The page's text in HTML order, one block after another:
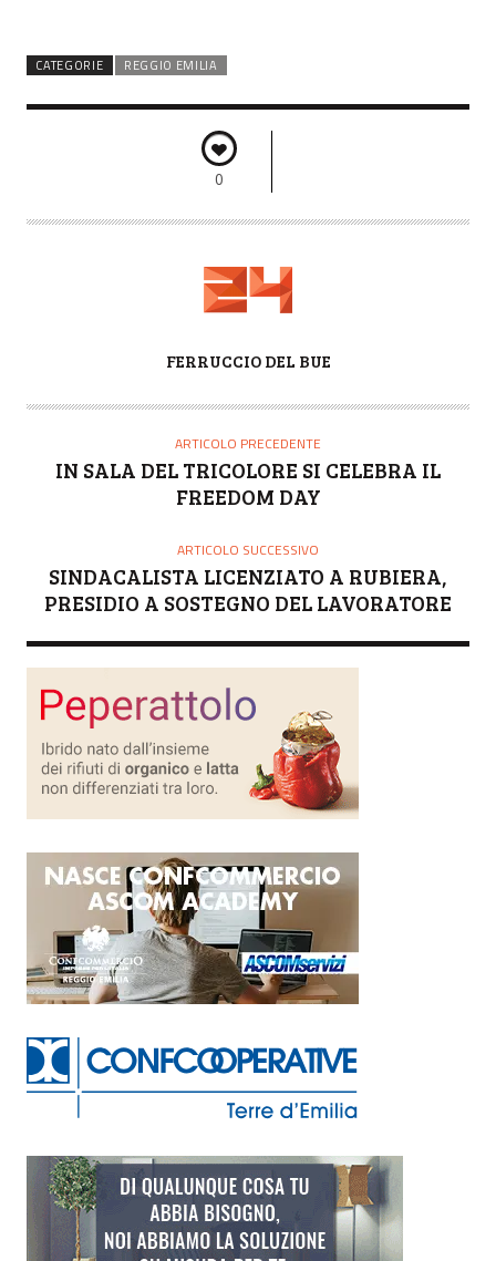
CATEGORIE REGGIO EMILIA
0
T
FERRUCCIO DEL BUE
ARTICOLO PRECEDENTE
IN SALA DEL TRICOLORE SI CELEBRA IL
FREEDOM DAY
ARTICOLO SUCCESSIVO
SINDACALISTA LICENZIATO A RUBIERA,
PRESIDIO A SOSTEGNO DEL LAVORATORE